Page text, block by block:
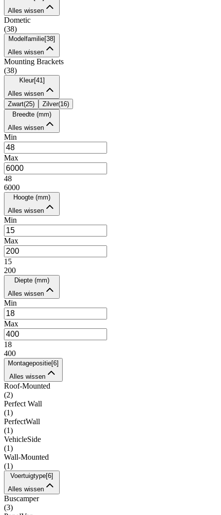
Alles wissen
Dometic
(38)
Modelfamilie[38]
Alles wissen
Mounting Brackets
(38)
Kleur[41 ]
Alles wissen
Zwart(25) Zilver(16)
Breedte (mm)
Alles wissen
Min
Max
48
6000
Hoogte (mm)
Alles wissen
Min
Max
15
200
Diepte (mm)
Alles wissen
Min
Max
18
400
Montagepositie[6]
Alles wissen
Roof-Mounted
(2)
Perfect Wall
(1)
PerfectWall
(1)
VehicleSide
(1)
Wall-Mounted
(1)
Voertuigtype[6]
Alles wissen
Buscamper
(3)